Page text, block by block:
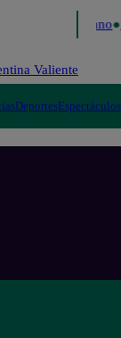
Fútbol peruano
Valiente
DeportesEspectáculos